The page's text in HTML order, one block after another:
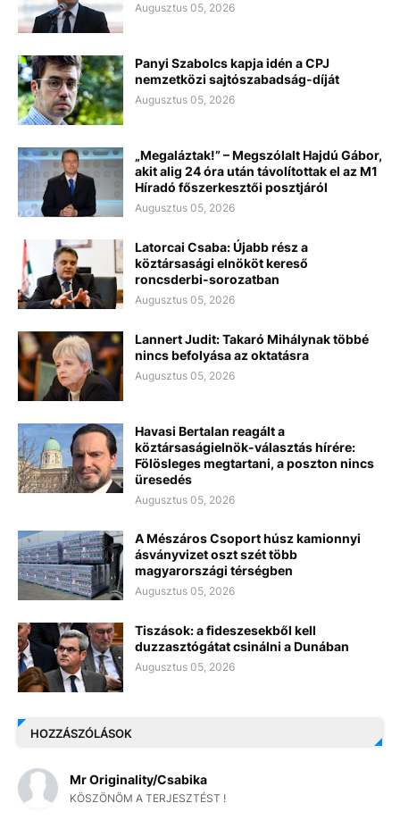
Augusztus 05, 2026
Panyi Szabolcs kapja idén a CPJ
nemzetközi sajtószabadság-díját
Augusztus 05, 2026
„Megaláztak!” – Megszólalt Hajdú Gábor,
akit alig 24 óra után távolítottak el az M1
Híradó főszerkesztői posztjáról
Augusztus 05, 2026
Latorcai Csaba: Újabb rész a
köztársasági elnököt kereső
roncsderbi-sorozatban
Augusztus 05, 2026
Lannert Judit: Takaró Mihálynak többé
nincs befolyása az oktatásra
Augusztus 05, 2026
Havasi Bertalan reagált a
köztársaságielnök-választás hírére:
Fölösleges megtartani, a poszton nincs
üresedés
Augusztus 05, 2026
A Mészáros Csoport húsz kamionnyi
ásványvizet oszt szét több
magyarországi térségben
Augusztus 05, 2026
Tiszások: a fideszesekből kell
duzzasztógátat csinálni a Dunában
Augusztus 05, 2026
HOZZÁSZÓLÁSOK
Mr Originality/Csabika
KÖSZÖNÖM A TERJESZTÉST !